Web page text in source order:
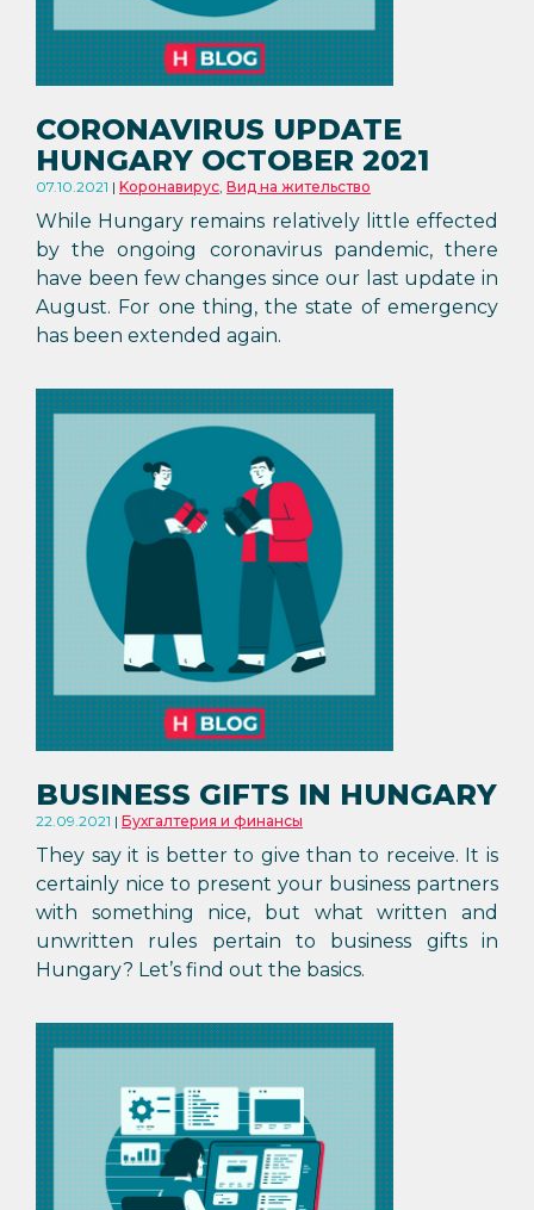
CORONAVIRUS UPDATE
HUNGARY OCTOBER 2021
07.10.2021 Kоронавирус, Вид на жительство
While Hungary remains relatively little effected
by the ongoing coronavirus pandemic, there
have been few changes since our last update in
August. For one thing, the state of emergency
has been extended again.
BUSINESS GIFTS IN HUNGARY
22.09.2021 Бухгалтерия и финансы
They say it is better to give than to receive. It is
certainly nice to present your business partners
with something nice, but what written and
unwritten rules pertain to business gifts in
Hungary? Let’s find out the basics.